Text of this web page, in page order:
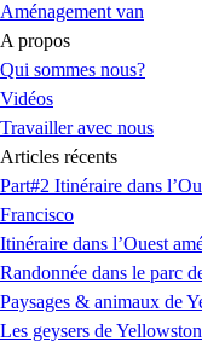
Aménagement van
A propos
Qui sommes nous?
Vidéos
Travailler avec nous
Articles récents
Part#2 Itinéraire dans
Francisco
Itinéraire dans l’Ouest
Randonnée dans le parc
Paysages & animaux de
Les geysers de